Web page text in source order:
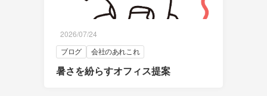
2026/07/24
ブログ 会社のあれこれ
暑さを紛らすオフィス提案